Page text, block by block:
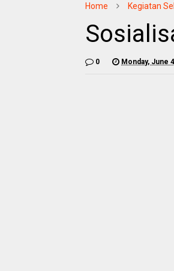
Home Kegiatan
0 Monday, June